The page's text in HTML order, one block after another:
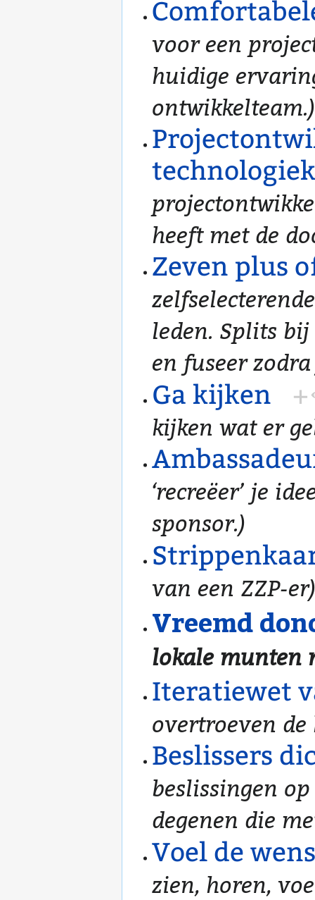
voor een
huidige
ontwikkelteam.)
heeft met de
Zeven plus
leden. Splits
en fuseer
Ga kijken +
kijken wat er
‘recreëer’ je
sponsor.)
van een ZZP-er)
Vreemd
lokale munten
Iteratiewet
overtroeven
Beslissers
beslissingen
degenen die
Voel de wens
zien, horen,